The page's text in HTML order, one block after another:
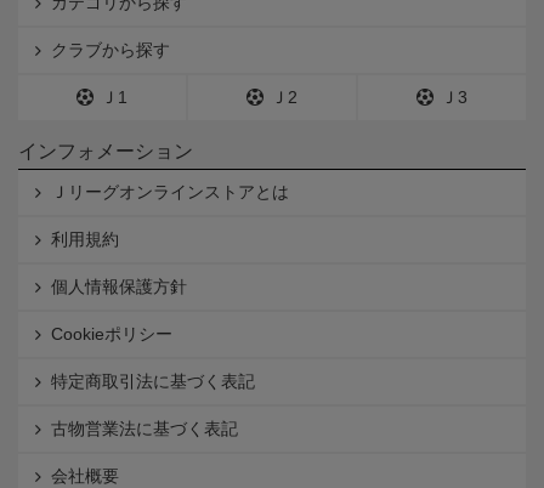
クラブから探す
Ｊ1 Ｊ2 Ｊ3
インフォメーション
Ｊリーグオンラインストアとは
利用規約
個人情報保護方針
Cookieポリシー
特定商取引法に基づく表記
古物営業法に基づく表記
会社概要